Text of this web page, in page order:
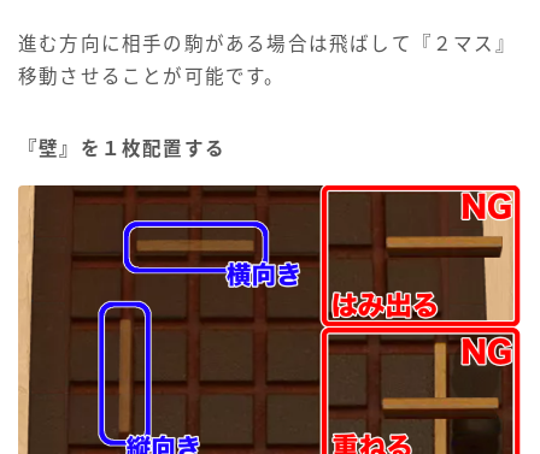
進む方向に相手の駒がある場合は飛ばして『２マス』
移動させることが可能です。
『壁』を１枚配置する